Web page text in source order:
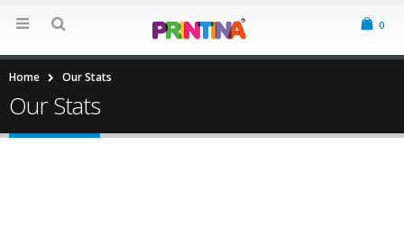
0
Home Our Stats
Our Stats